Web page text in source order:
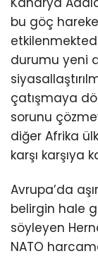
bu göç
durumu yeni
çatışmaya
sorunu
diğer Afrika
karşı karşıya
Avrupa’da
belirgin hale
söyleyen
NATO